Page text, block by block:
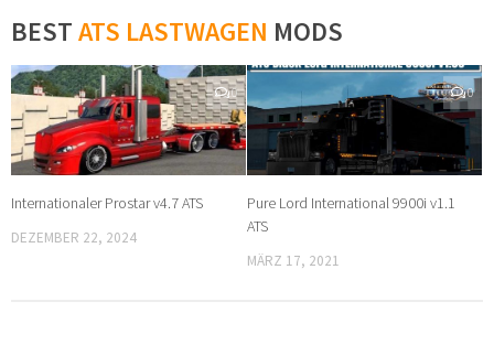
BESTATS LASTWAGEN MODS
0
Internationaler Prostar v4.7 ATS
DEZEMBER 22, 2024
0
Pure Lord International 9900i v1.1
ATS
MÄRZ 17, 2021